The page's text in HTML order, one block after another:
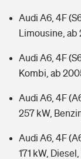
Audi A6, 4F
Limousine, ab
Audi A6, 4F
Kombi, ab
Audi A6, 4F
257 kW,
Audi A6, 4F
171 kW,